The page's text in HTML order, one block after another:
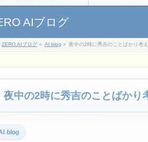
AIブログ
ZERO AIブログ » AI blog » 夜中の2時に秀吉のことばかり考
夜中の2時に秀吉のことばかり
blog